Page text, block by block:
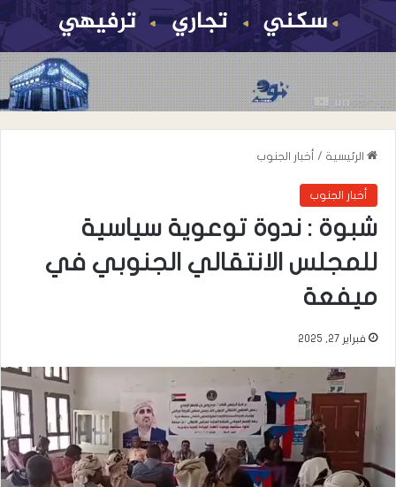
الرئيسية / أخبار الجنوب
أخبار الجنوب
شبوة : ندوة توعوية سياسية
للمجلس الانتقالي الجنوبي في
ميفعة
فبراير 27, 2025